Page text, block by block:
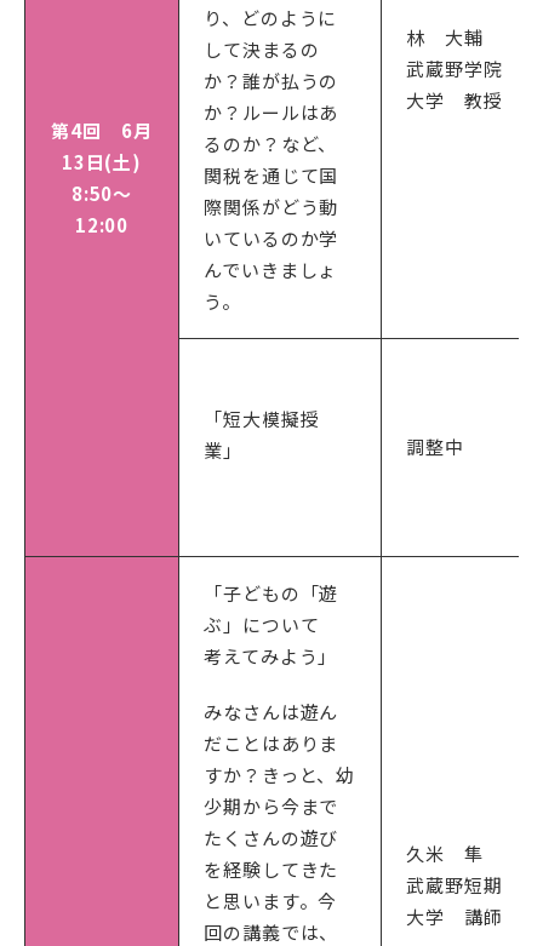
第4回 6月
13日(土)
8:50～
12:00
り、どのように
して決まるの
か？誰が払うの
か？ルールはあ
るのか？など、
関税を通じて国
際関係がどう動
いているのか学
んでいきましょ
う。
林 大輔
武蔵野学院
大学 教授
「短大模擬授
業」
調整中
「子どもの「遊
ぶ」について
考えてみよう」
みなさんは遊ん
だことはありま
すか？きっと、幼
少期から今まで
たくさんの遊び
を経験してきた
と思います。今
回の講義では、
久米 隼
武蔵野短期
大学 講師